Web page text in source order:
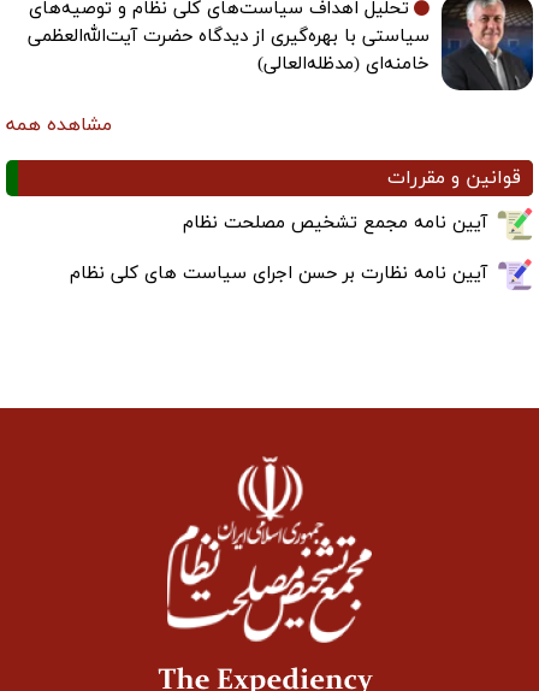
تحلیل اهداف سیاست‌های کلی نظام و توصیه‌های
سیاستی با بهره‌گیری از دیدگاه حضرت آیت‌الله‌العظمی
خامنه‌ای (مدظله‌العالی)
مشاهده همه
قوانین و مقررات
آیین نامه مجمع تشخیص مصلحت نظام
آیین نامه نظارت بر حسن اجرای سیاست های کلی نظام